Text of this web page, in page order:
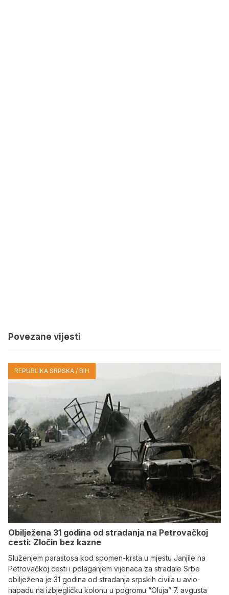
Povezane vijesti
REPUBLIKA SRPSKA / BIH
Obilježena 31 godina od stradanja na Petrovačkoj
cesti: Zločin bez kazne
Služenjem parastosa kod spomen-krsta u mjestu Janjile na
Petrovačkoj cesti i polaganjem vijenaca za stradale Srbe
obilježena je 31 godina od stradanja srpskih civila u avio-
napadu na izbjegličku kolonu u pogromu “Oluja” 7. avgusta